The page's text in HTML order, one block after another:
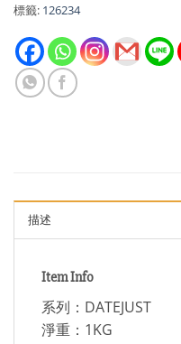
標籤: 126234
描述
Item Info
系列：DATEJUST
淨重：1KG